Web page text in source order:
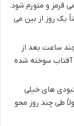
قرمز و متورم شود.
یک روز از بین می
ساعت بعد از
آفتاب سوخته شده
های خیلی
طی چند روز محو